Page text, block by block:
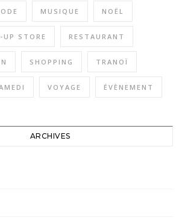
MUSIQUE NOËL
UP STORE RESTAURANT
SHOPPING TRANOÏ
VOYAGE ÉVÈNEMENT
ARCHIVES